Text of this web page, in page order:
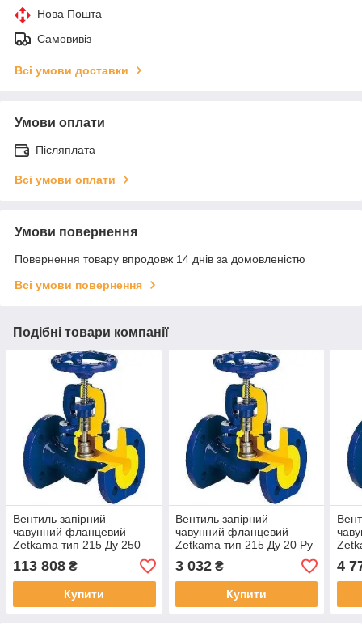
Нова Пошта
Самовивіз
Всі умови доставки
Умови оплати
Післяплата
Всі умови оплати
Умови повернення
Повернення товару впродовж 14 днів за домовленістю
Всі умови повернення
Подібні товари компанії
Вентиль запірний
чавунний фланцевий
Zetkama тип 215 Ду 250
Ру 16
113 808 ₴
Купити
Вентиль запірний
чавунний фланцевий
Zetkama тип 215 Ду 20 Ру
16
3 032₴
Купити
16
4